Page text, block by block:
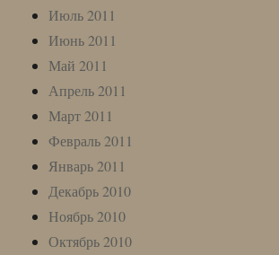
Июль 2011
Июнь 2011
Май 2011
Апрель 2011
Март 2011
Февраль 2011
Январь 2011
Декабрь 2010
Ноябрь 2010
Октябрь 2010